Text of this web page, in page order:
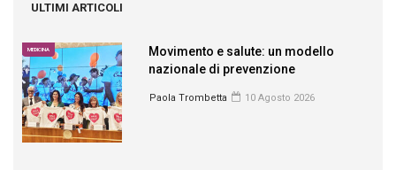
ULTIMI ARTICOLI
MEDICINA
Movimento e salute: un modello
nazionale di prevenzione
Paola Trombetta 10 Agosto 2026